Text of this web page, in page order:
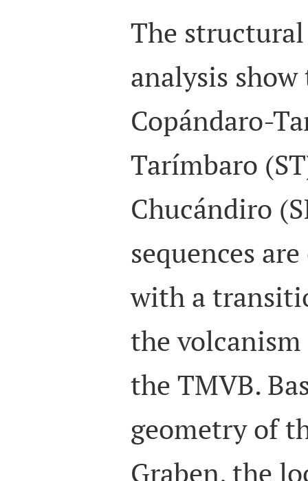
The
analysis
Copándaro-
Tarímbaro
Chucándiro
sequences
with a
the
the TMVB.
geometry of
Graben, the